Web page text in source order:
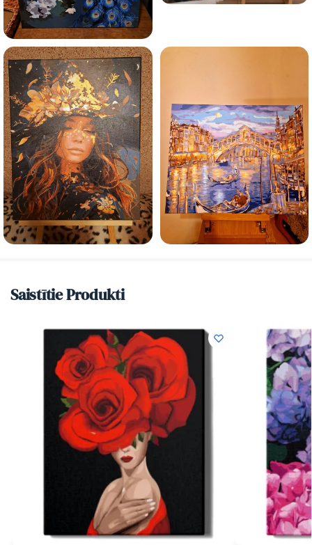
Saistītie Produkti